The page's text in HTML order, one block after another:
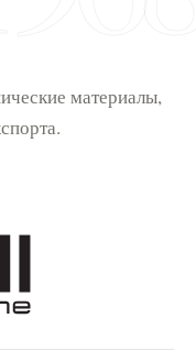
материалы,